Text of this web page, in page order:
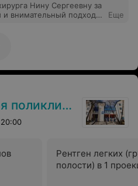
Еще
Рентген легких
полости) в 1